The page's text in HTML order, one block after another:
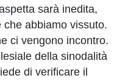
sarà inedita,
abbiamo vissuto.
ci vengono incontro.
della sinodalità
di verificare il